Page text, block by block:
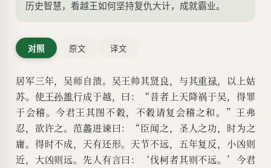
历史智慧，看越王如何坚持复仇大计，成就霸业。
对照 原文 译文
居军三年，吴师自溃。吴王帅其贤良，与其重禄，以上姑
苏。使王孙雒行成于越，曰：“昔者上天降祸于吴，得罪
于会稽。今君王其图不穀，不穀请复会稽之和。”王弗
忍，欲许之。范蠡进谏曰：“臣闻之，圣人之功，时为之
庸。得时不成，天有还形。天节不远，五年复反，小凶则
近，大凶则远。先人有言曰：‘伐柯者其则不远。’今君